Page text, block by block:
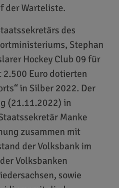
der Warteliste.
des
Stephan
Hockey Club 09 für
2.500 Euro dotierten
in Silber 2022. Der
(21.11.2022) in
Manke
zusammen mit
der Volksbank im
Volksbanken
sowie